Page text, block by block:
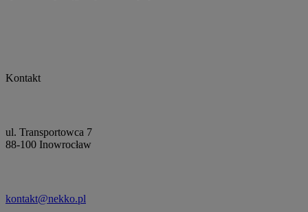
Kontakt
ul. Transportowca 7
88-100 Inowrocław
kontakt@nekko.pl